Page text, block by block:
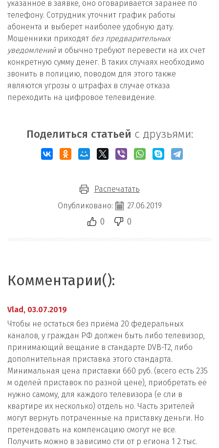
указанное в заявке, оно оговаривается заранее по
телефону. Сотрудник уточнит график работы
абонента и выберет наиболее удобную дату.
Мошенники приходят без предварительных
уведомлений и обычно требуют перевести на их счет
конкретную сумму денег. В таких случаях необходимо
звонить в полицию, поводом для этого также
являются угрозы о штрафах в случае отказа
переходить на цифровое телевидение.
Поделиться статьей с друзьями:
Распечатать
Опубликовано:
27.06.2019
0 0
Комментарии():
Vlad, 03.07.2019
Чтобы не остаться без приёма 20 федеральных
каналов, у граждан РФ должен быть либо телевизор,
принимающий вещание в стандарте DVB-T2, либо
дополнительная приставка этого стандарта.
Минимальная цена приставки 660 руб. (всего есть 235
м оделей приставок по разной цене), приобретать её
нужно самому, для каждого телевизора (е сли в
квартире их несколько) отдель но. Часть зрителей
могут вернуть потраченные на приставку деньги. Но
претендовать на компенсацию смогут не все.
Получить можно в зависимо сти от р егиона 1 2 тыс.